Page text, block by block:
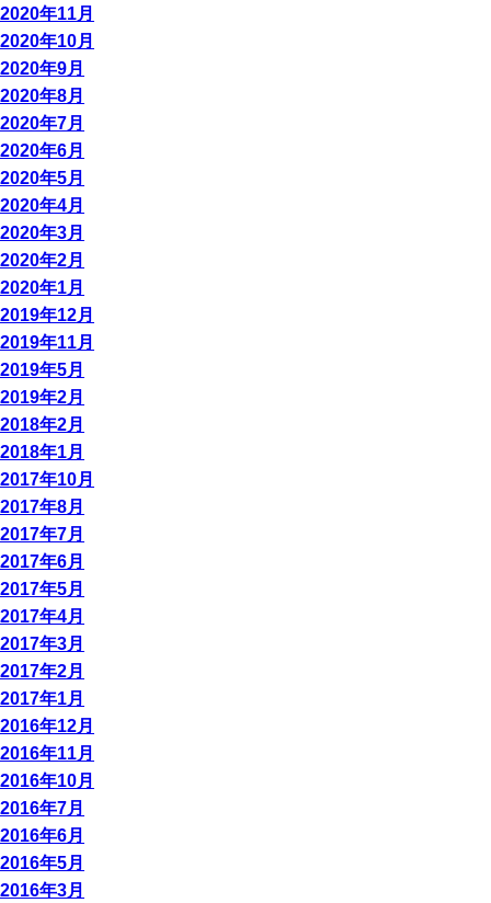
2020年11月
2020年10月
2020年9月
2020年8月
2020年7月
2020年6月
2020年5月
2020年4月
2020年3月
2020年2月
2020年1月
2019年12月
2019年11月
2019年5月
2019年2月
2018年2月
2018年1月
2017年10月
2017年8月
2017年7月
2017年6月
2017年5月
2017年4月
2017年3月
2017年2月
2017年1月
2016年12月
2016年11月
2016年10月
2016年7月
2016年6月
2016年5月
2016年3月